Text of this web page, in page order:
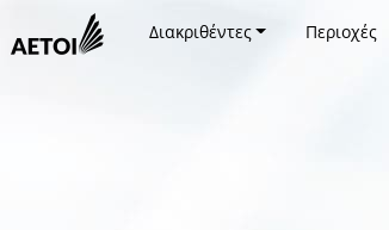
Διακριθέντες Περιοχές